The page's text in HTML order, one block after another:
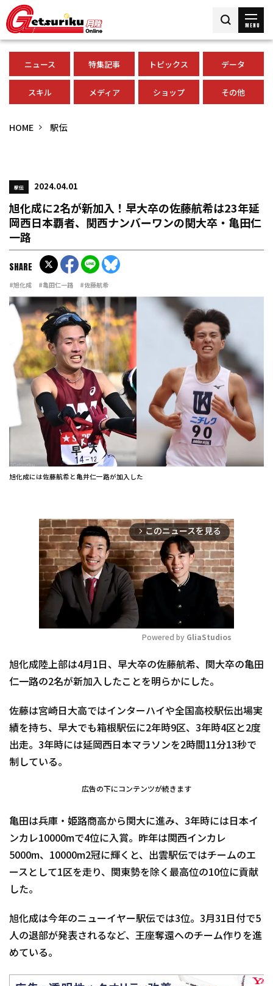
MENU
ニュース 特集記事 トピックス データ
スキル メディア ショップ その他
HOME 駅伝
駅伝 2024.04.01
旭化成に2名が新加入！早大卒の佐藤航希は23年延
岡西日本覇者、関西ナンバーワンの関大卒・亀田仁
一路
#旭化成 #亀田仁一路 #佐藤航希
SHARE
旭化成には佐藤航希と亀井仁一路が加入した
arrow_forward_ios このニュースを見る
Mute
Powered by GliaStudios
旭化成陸上部は4月1日、早大卒の佐藤航希、関大卒の亀田
仁一路の2名が新加入したことを明らかにした。
佐藤は宮崎日大高ではインターハイや全国高校駅伝出場実
績を持ち、早大でも箱根駅伝に2年時9区、3年時4区と2度
出走。3年時には延岡西日本マラソンを2時間11分13秒で
制している。
広告の下にコンテンツが続きます
亀田は兵庫・姫路商高から関大に進み、3年時には日本イ
ンカレ10000mで4位に入賞。昨年は関西インカレ
5000m、10000m2冠に輝くと、出雲駅伝ではチームのエ
ースとして1区を走り、関東勢を除く最高位の10位に貢献
した。
旭化成は今年のニューイヤー駅伝では3位。3月31日付で5
人の退部が発表されるなど、王座奪還へのチーム作りを進
めている。